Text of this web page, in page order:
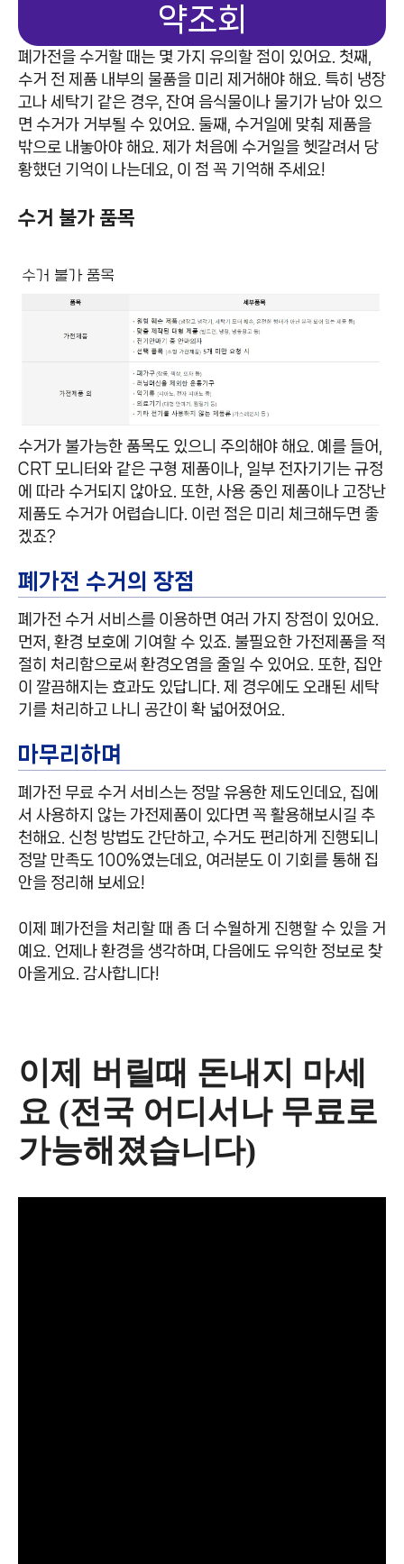
약조회
폐가전을 수거할 때는 몇 가지 유의할 점이 있어요. 첫째,
수거 전 제품 내부의 물품을 미리 제거해야 해요. 특히 냉장
고나 세탁기 같은 경우, 잔여 음식물이나 물기가 남아 있으
면 수거가 거부될 수 있어요. 둘째, 수거일에 맞춰 제품을
밖으로 내놓아야 해요. 제가 처음에 수거일을 헷갈려서 당
황했던 기억이 나는데요, 이 점 꼭 기억해 주세요!
수거 불가 품목
수거가 불가능한 품목도 있으니 주의해야 해요. 예를 들어,
CRT 모니터와 같은 구형 제품이나, 일부 전자기기는 규정
에 따라 수거되지 않아요. 또한, 사용 중인 제품이나 고장난
제품도 수거가 어렵습니다. 이런 점은 미리 체크해두면 좋
겠죠?
폐가전 수거의 장점
폐가전 수거 서비스를 이용하면 여러 가지 장점이 있어요.
먼저, 환경 보호에 기여할 수 있죠. 불필요한 가전제품을 적
절히 처리함으로써 환경오염을 줄일 수 있어요. 또한, 집안
이 깔끔해지는 효과도 있답니다. 제 경우에도 오래된 세탁
기를 처리하고 나니 공간이 확 넓어졌어요.
마무리하며
폐가전 무료 수거 서비스는 정말 유용한 제도인데요, 집에
서 사용하지 않는 가전제품이 있다면 꼭 활용해보시길 추
천해요. 신청 방법도 간단하고, 수거도 편리하게 진행되니
정말 만족도 100%였는데요, 여러분도 이 기회를 통해 집
안을 정리해 보세요!
이제 폐가전을 처리할 때 좀 더 수월하게 진행할 수 있을 거
예요. 언제나 환경을 생각하며, 다음에도 유익한 정보로 찾
아올게요. 감사합니다!
이제 버릴때 돈내지 마세
요 (전국 어디서나 무료로
가능해졌습니다)